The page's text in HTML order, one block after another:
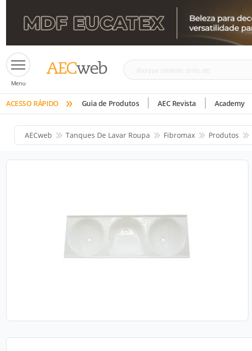
Menu
Busque
tinta,
etc
ACESSO RÁPIDO » Guia de Produtos AEC Revista Academy
AECweb Tanques De Lavar Roupa Fibromax Produtos